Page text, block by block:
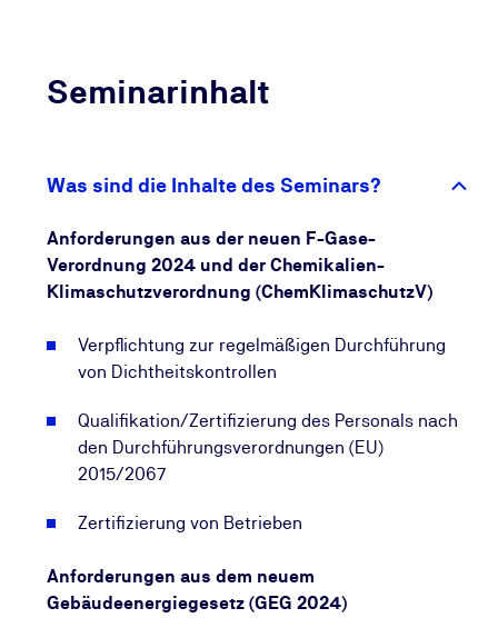
11. März 2024 in Kraft getreten) in nationales Recht
gestellt. Die Verpflichtung zur Durchführung von
neue gesetzliche Auflage.
Auch das Gebäudeenergiegesetz (GEG 2024) und
formulieren konkrete Vorgaben an den Betrieb von
Kälte-, Klima- und Lüftungsanlagen. Hiernach sind
jeweiligen Anlagen vorgeschrieben und es besteht
die Verpflichtung zur Abnahmeprüfung vor
Inbetriebnahme. Der Ausstieg aus der Nutzung
Fristen sind in der „Verordnung über Stoffe, die zum
geregelt.
Seminarinhalt
Was sind die Inhalte des Seminars?
Anforderungen aus der neuen F-Gase-
Verordnung 2024 und der Chemikalien-
Klimaschutzverordnung (ChemKlimaschutzV)
Verpflichtung zur regelmäßigen Durchführung
von Dichtheitskontrollen
Qualifikation/Zertifizierung des Personals nach
den Durchführungsverordnungen (EU)
2015/2067
Zertifizierung von Betrieben
Anforderungen aus dem neuem
Gebäudeenergiegesetz (GEG 2024)